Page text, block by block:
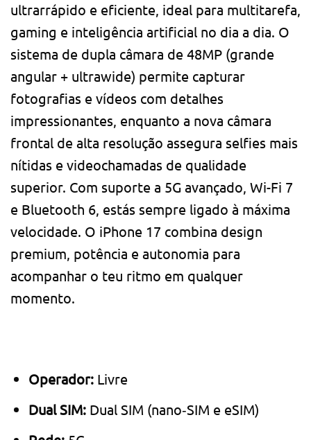
ultrarrápido e eficiente, ideal para multitarefa,
gaming e inteligência artificial no dia a dia. O
sistema de dupla câmara de 48MP (grande
angular + ultrawide) permite capturar
fotografias e vídeos com detalhes
impressionantes, enquanto a nova câmara
frontal de alta resolução assegura selfies mais
nítidas e videochamadas de qualidade
superior. Com suporte a 5G avançado, Wi-Fi 7
e Bluetooth 6, estás sempre ligado à máxima
velocidade. O iPhone 17 combina design
premium, potência e autonomia para
acompanhar o teu ritmo em qualquer
momento.
Operador: Livre
Dual SIM: Dual SIM (nano‑SIM e eSIM)